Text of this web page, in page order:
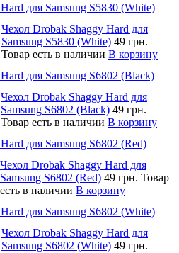
для Samsung S5830 (White)
Чехол Drobak Shaggy Hard для
Samsung S5830 (White) 49 грн.
Товар есть в наличии В корзину
для Samsung S6802 (Black)
Чехол Drobak Shaggy Hard для
Samsung S6802 (Black) 49 грн.
Товар есть в наличии В корзину
для Samsung S6802 (Red)
Чехол Drobak Shaggy Hard для
Samsung S6802 (Red) 49 грн. Товар
есть в наличии В корзину
для Samsung S6802 (White)
Чехол Drobak Shaggy Hard для
Samsung S6802 (White) 49 грн.